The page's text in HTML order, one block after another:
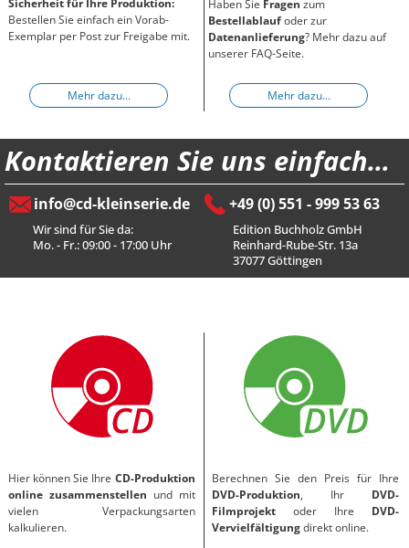
Sicherheit für Ihre Produktion:
Bestellen Sie einfach ein Vorab-
Exemplar per Post zur Freigabe mit.
Mehr dazu...
Haben Sie Fragen zum
Bestellablaufoder zur
Datenanlieferung? Mehr dazu auf
unserer FAQ-Seite.
Mehr dazu...
Kontaktieren Sie uns einfach…
info@cd-kleinserie.de
Wir sind für Sie da:
Mo. - Fr.: 09:00 - 17:00 Uhr
+49 (0) 551 - 999 53 63
Edition Buchholz GmbH
Reinhard-Rube-Str. 13a
37077 Göttingen
Hier können Sie Ihre CD-Produktion
online zusammenstellen und mit
vielen Verpackungsarten
kalkulieren.
Berechnen Sie den Preis für Ihre
DVD-Produktion, Ihr DVD-
Filmprojekt oder Ihre DVD-
Vervielfältigungdirekt online.